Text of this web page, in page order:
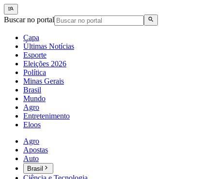
Buscar no portal
Capa
Últimas Notícias
Esporte
Eleições 2026
Política
Minas Gerais
Brasil
Mundo
Agro
Entretenimento
Eloos
Agro
Apostas
Auto
Brasil